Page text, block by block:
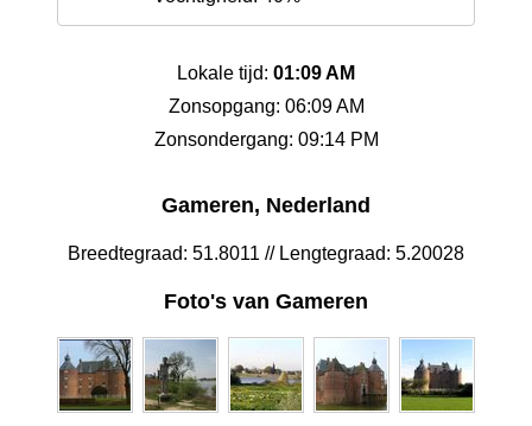
Lokale tijd: 01:09 AM
Zonsopgang: 06:09 AM
Zonsondergang: 09:14 PM
Gameren, Nederland
Breedtegraad: 51.8011 // Lengtegraad: 5.20028
Foto's van Gameren